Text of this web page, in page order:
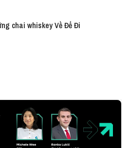
chai whiskey Về Để Đi